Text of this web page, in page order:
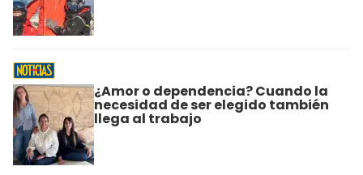
¿Amor o dependencia? Cuando la
necesidad de ser elegido también
llega al trabajo